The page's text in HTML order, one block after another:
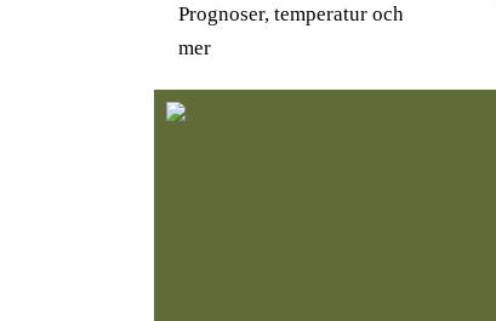
Prognoser, temperatur och
mer